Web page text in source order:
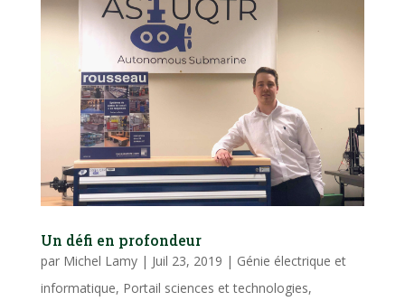
Un défi en profondeur
par Michel Lamy| Juil 23, 2019 | Génie électrique et
informatique, Portail sciences et technologies,